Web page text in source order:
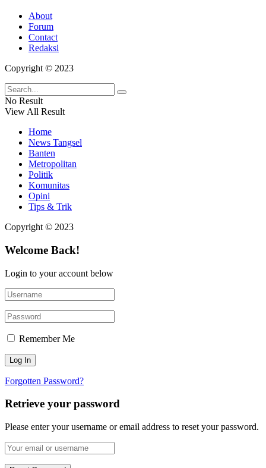
About
Forum
Contact
Redaksi
Copyright © 2023
No Result
View All Result
Home
News Tangsel
Banten
Metropolitan
Politik
Komunitas
Opini
Tips & Trik
Copyright © 2023
Welcome Back!
Login to your account below
Remember Me
Forgotten Password?
Retrieve your password
Please enter your username or email address to reset your password.